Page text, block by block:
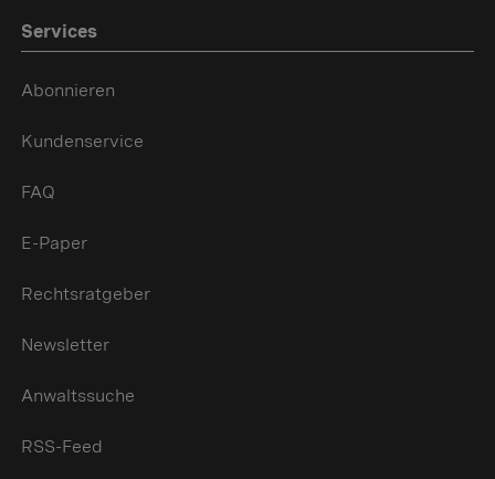
Services
Abonnieren
Kundenservice
FAQ
E-Paper
Rechtsratgeber
Newsletter
Anwaltssuche
RSS-Feed